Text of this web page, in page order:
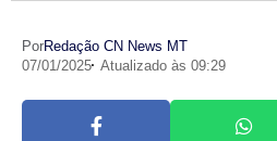
PorRedação CN News MT
07/01/2025 Atualizado às 09:29